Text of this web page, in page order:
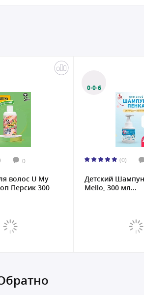
0
волос U My
Персик 300
0·0·6
(0)
Детский
Mello, 300 мл...